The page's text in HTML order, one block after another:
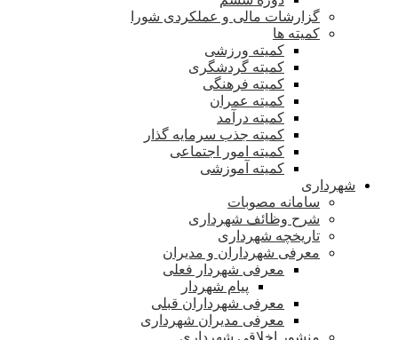
گزارشات مالی و عملکردی شورا
کمیته ها
کمیته ورزشی
کمیته گردشگری
کمیته فرهنگی
کمیته عمران
کمیته درآمد
کمیته جذب سرمایه گذار
کمیته امور اجتماعی
کمیته آموزشی
شهرداری
سامانه مصوبات
شرح وظائف شهرداری
تاریخچه شهرداری
معرفی شهرداران و مدیران
معرفی شهردار فعلی
پیام شهردار
معرفی شهرداران قبلی
معرفی مدیران شهرداری
منشور اخلاقی شهرداری